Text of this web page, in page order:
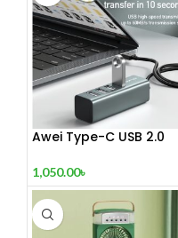
Awei Type-C USB 2.0
1,050.00৳